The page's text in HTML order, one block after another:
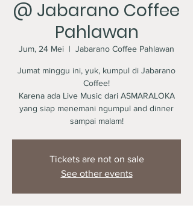
@ Jabarano Coffee
Pahlawan
Jum, 24 Mei
  |
Jabarano Coffee Pahlawan
Jumat minggu ini, yuk, kumpul di Jabarano
Coffee!
Karena ada Live Music dari ASMARALOKA
yang siap menemani ngumpul and dinner
sampai malam!
Tickets are not on sale
See other events